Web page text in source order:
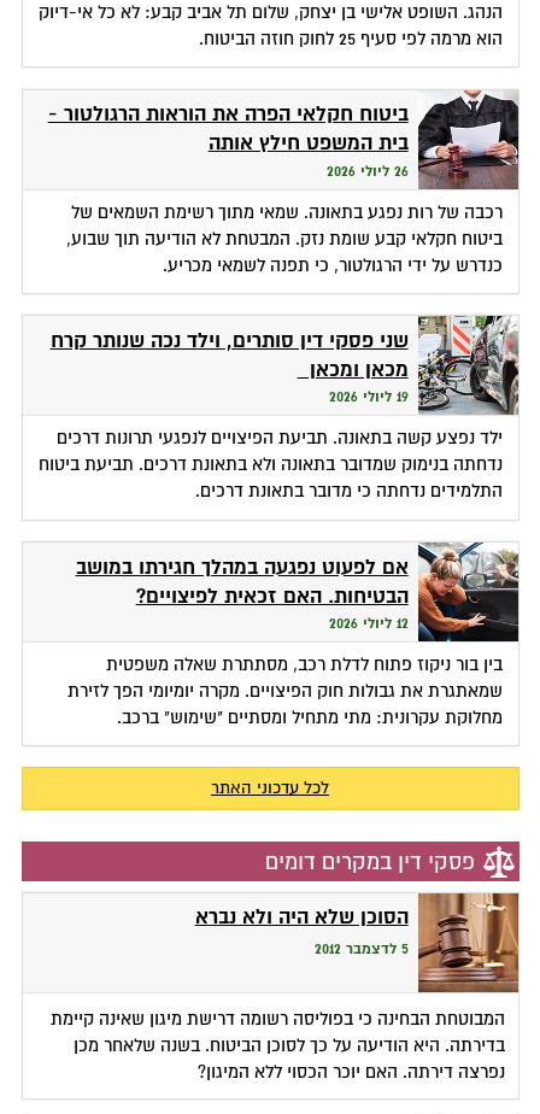
הנהג. השופט אלישי בן יצחק, שלום תל אביב קבע: לא כל אי-דיוק
הוא מרמה לפי סעיף 25 לחוק חוזה הביטוח.
ביטוח חקלאי הפרה את הוראות הרגולטור -
בית המשפט חילץ אותה
26 ליולי 2026
רכבה של רות נפגע בתאונה. שמאי מתוך רשימת השמאים של
ביטוח חקלאי קבע שומת נזק. המבטחת לא הודיעה תוך שבוע,
כנדרש על ידי הרגולטור, כי תפנה לשמאי מכריע.
שני פסקי דין סותרים, וילד נכה שנותר קרח
מכאן ומכאן
19 ליולי 2026
ילד נפצע קשה בתאונה. תביעת הפיצויים לנפגעי תרונות דרכים
נדחתה בנימוק שמדובר בתאונה ולא בתאונת דרכים. תביעת ביטוח
התלמידים נדחתה כי מדובר בתאונת דרכים.
אם לפעוט נפגעה במהלך חגירתו במושב
הבטיחות. האם זכאית לפיצויים?
12 ליולי 2026
בין בור ניקוז פתוח לדלת רכב, מסתתרת שאלה משפטית
שמאתגרת את גבולות חוק הפיצויים. מקרה יומיומי הפך לזירת
מחלוקת עקרונית: מתי מתחיל ומסתיים "שימוש" ברכב.
לכל עדכוני האתר
פסקי דין במקרים דומים
הסוכן שלא היה ולא נברא
5 לדצמבר 2012
המבוטחת הבחינה כי בפוליסה רשומה דרישת מיגון שאינה קיימת
בדירתה. היא הודיעה על כך לסוכן הביטוח. בשנה שלאחר מכן
נפרצה דירתה. האם יוכר הכסוי ללא המיגון?